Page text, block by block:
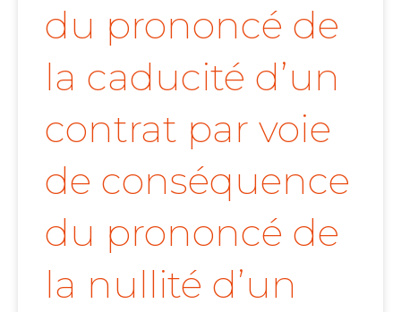
du prononcé de
la caducité d’un
contrat par voie
de conséquence
du prononcé de
la nullité d’un